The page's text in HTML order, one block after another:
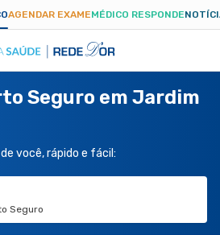
AGENDAR EXAMEMÉDICO RESPONDE
Seguro em Jardim
você, rápido e fácil:
Seguro